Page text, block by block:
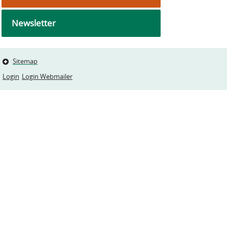
Newsletter
Sitemap
Login Login Webmailer